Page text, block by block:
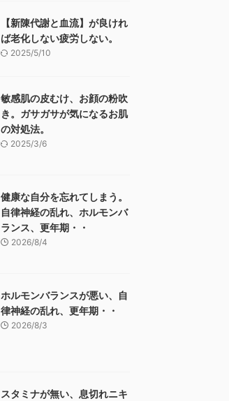
【新陳代謝と血流】が良けれ
ば老化しない疲労しない。
2025/5/10
敏感肌の皮むけ、お顔の粉吹
き。ガサガサが気になるお肌
の対処法。
2025/3/6
健康な自分を忘れてしまう。
自律神経の乱れ、ホルモンバ
ランス、更年期・・
2026/8/4
ホルモンバランスが悪い、自
律神経の乱れ、更年期・・
2026/8/3
スタミナが無い、息切れニキ